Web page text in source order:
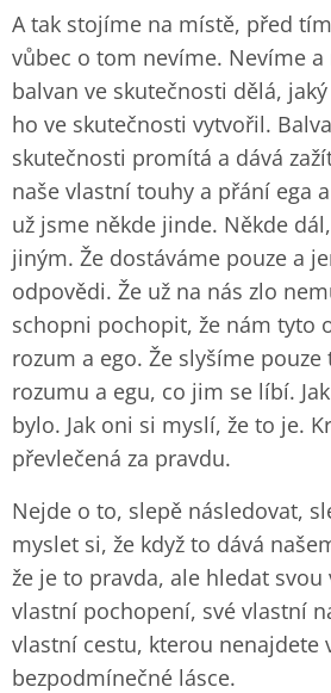
A tak stojíme na místě, před
vůbec o tom nevíme. Nevíme
balvan ve skutečnosti dělá,
ho ve skutečnosti vytvořil.
skutečnosti promítá a dává
naše vlastní touhy a přání ega
už jsme někde jinde. Někde
jiným. Že dostáváme pouze a
odpovědi. Že už na nás zlo
schopni pochopit, že nám tyto
rozum a ego. Že slyšíme
rozumu a egu, co jim se líbí.
bylo. Jak oni si myslí, že to je.
převlečená za pravdu.
Nejde o to, slepě následovat,
myslet si, že když to dává
že je to pravda, ale hledat
vlastní pochopení, své vlastní
vlastní cestu, kterou nenajdete
bezpodmínečné lásce.